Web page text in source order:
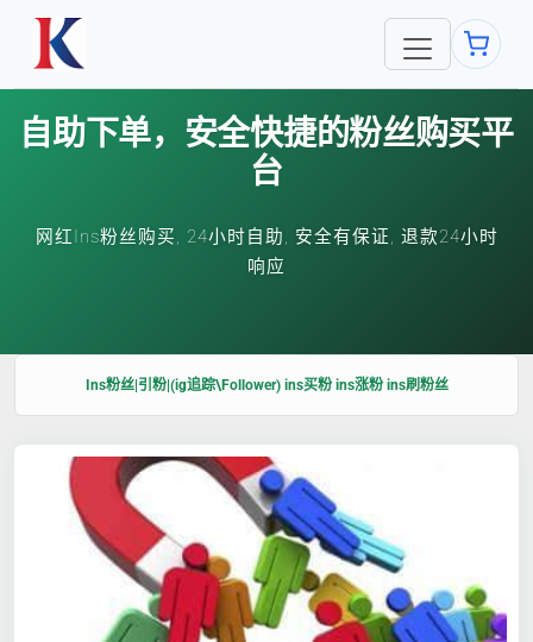
自助下单，安全快捷的粉丝购买平
台
网红Ins粉丝购买, 24小时自助, 安全有保证, 退款24小时
响应
Ins粉丝|引粉|(ig追踪\Follower) ins买粉 ins涨粉 ins刷粉丝